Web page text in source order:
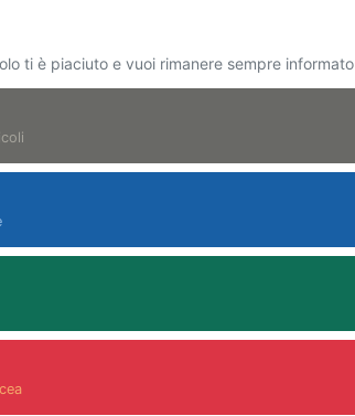
ti è piaciuto e vuoi rimanere sempre informato